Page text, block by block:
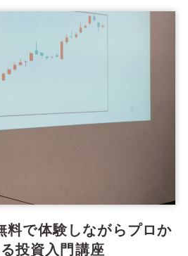
料で体験しながらプロか
投資入門講座